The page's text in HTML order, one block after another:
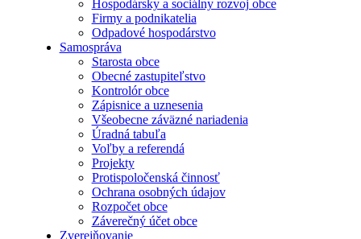
Hospodársky a sociálny rozvoj obce
Firmy a podnikatelia
Odpadové hospodárstvo
Samospráva
Starosta obce
Obecné zastupiteľstvo
Kontrolór obce
Zápisnice a uznesenia
Všeobecne záväzné nariadenia
Úradná tabuľa
Voľby a referendá
Projekty
Protispoločenská činnosť
Ochrana osobných údajov
Rozpočet obce
Záverečný účet obce
Zverejňovanie